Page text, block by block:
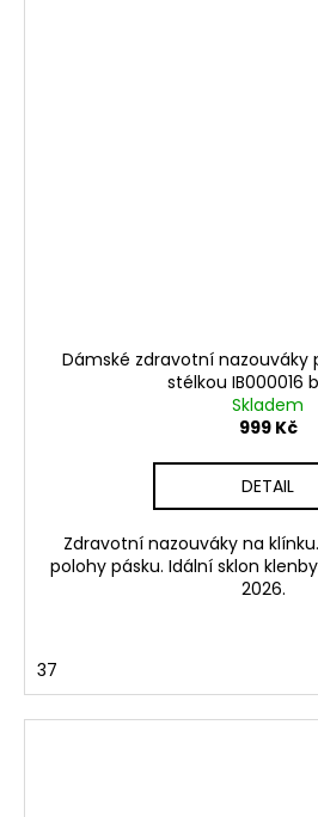
Dámské zdravotní nazouváky
stélkou IB000016
Skladem
999 Kč
DETAIL
Zdravotní nazouváky na
polohy pásku. Idální sklon
2026.
37